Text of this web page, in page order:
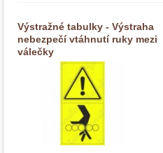
Výstražné tabulky - Výstraha
nebezpečí vtáhnutí ruky mezi
válečky